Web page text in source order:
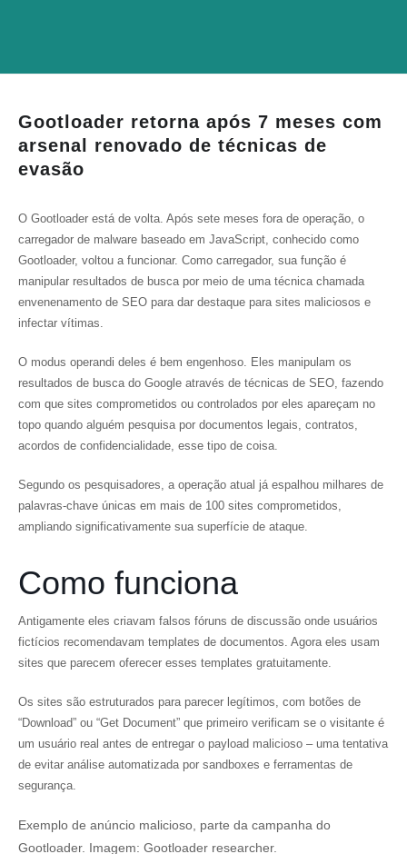
Gootloader retorna após 7 meses com
arsenal renovado de técnicas de
evasão
O Gootloader está de volta. Após sete meses fora de operação, o
carregador de malware baseado em JavaScript, conhecido como
Gootloader, voltou a funcionar. Como carregador, sua função é
manipular resultados de busca por meio de uma técnica chamada
envenenamento de SEO para dar destaque para sites maliciosos e
infectar vítimas.
O modus operandi deles é bem engenhoso. Eles manipulam os
resultados de busca do Google através de técnicas de SEO, fazendo
com que sites comprometidos ou controlados por eles apareçam no
topo quando alguém pesquisa por documentos legais, contratos,
acordos de confidencialidade, esse tipo de coisa.
Segundo os pesquisadores, a operação atual já espalhou milhares de
palavras-chave únicas em mais de 100 sites comprometidos,
ampliando significativamente sua superfície de ataque.
Como funciona
Antigamente eles criavam falsos fóruns de discussão onde usuários
fictícios recomendavam templates de documentos. Agora eles usam
sites que parecem oferecer esses templates gratuitamente.
Os sites são estruturados para parecer legítimos, com botões de
“Download” ou “Get Document” que primeiro verificam se o visitante é
um usuário real antes de entregar o payload malicioso – uma tentativa
de evitar análise automatizada por sandboxes e ferramentas de
segurança.
Exemplo de anúncio malicioso, parte da campanha do
Gootloader. Imagem: Gootloader researcher.